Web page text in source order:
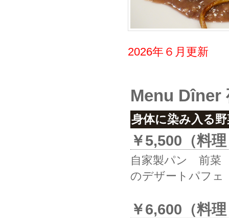
2026年６月更新
Menu Dîner
身体に染み入る
￥5,500（料
自家製パン 前
のデザートパフ
￥6,600（料